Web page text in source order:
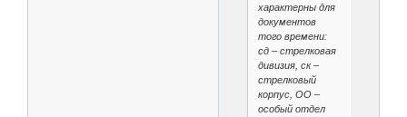
характерны для
документов
того времени:
сд – стрелковая
дивизия, ск –
стрелковый
корпус, ОО –
особый отдел